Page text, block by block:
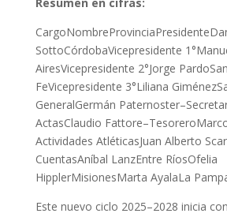
SottoCórdobaVicepresidente
AiresVicepresidente 2°Jorge
FeVicepresidente 3°Liliana
GeneralGermán
ActasClaudio
Actividades AtléticasJuan Alberto
CuentasAníbal LanzEntre RíosOfelia
HipplerMisionesMarta AyalaLa
Este nuevo ciclo 2025–2028 inicia